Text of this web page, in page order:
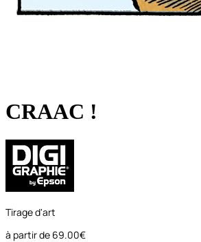
CRAAC !
Tirage d'art
à partir de 69.00€